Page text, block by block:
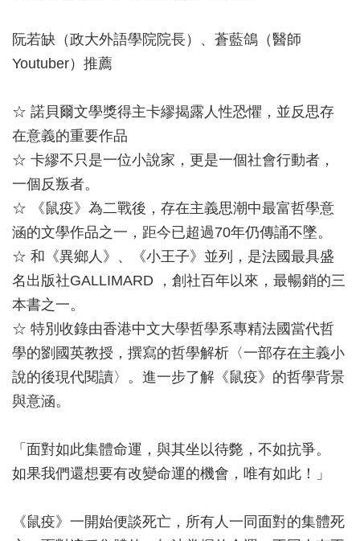
阮若缺（政大外語學院院長）、蒼藍鴿（醫師
Youtuber）推薦
☆ 諾貝爾文學獎得主卡繆揭露人性恐懼，並反思存
在意義的重要作品
☆ 卡繆不只是一位小說家，更是一個社會行動者，
一個反叛者。
☆ 《鼠疫》為二戰後，存在主義思潮中最富哲學意
涵的文學作品之一，距今已超過70年仍傳誦不墜。
☆ 和《異鄉人》、《小王子》並列，是法國最具盛
名出版社GALLIMARD ，創社百年以來，最暢銷的三
本書之一。
☆ 特別收錄由香港中文大學哲學系專精法國當代哲
學的劉國英教授，撰寫的哲學解析〈一部存在主義小
說的後現代閱讀〉。進一步了解《鼠疫》的哲學背景
與意涵。
「面對如此集體命運，與其坐以待斃，不如抗爭。
如果我們還想要有改變命運的機會，唯有如此！」
《鼠疫》一開始便談死亡，所有人一同面對的集體死